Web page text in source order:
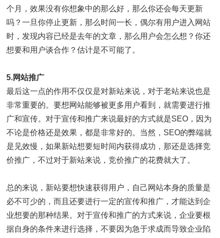
个月，效果没有你想象中的那么好，那么你还会每天更新
吗？一旦你停止更新，那么时间一长，偶尔有用户进入网站
时，发现内容已经是去年的文章，那么用户会怎么想？你还
想要和用户谈合作？估计是不可能了。
5.网站推广
最后这一点的作用不仅仅是对新站来说，对于老站来说也是
非常重要的。要想网站能够被更多用户看到，就需要进行推
广和宣传。对于宣传和推广来说最好的方式就是SEO，因为
不论是价格还是效果，都是非常好的。当然，SEO的弊端就
是见效慢，如果新站想要短时间内获得成功，那还是选择竞
价推广，不过对于新站来说，竞价推广的花费就大了。
总的来说，新站要想快速获得用户，自己网站本身的质量是
必不可少的，而且还要进行一定的宣传和推广，才能达到企
业想要的那种结果。对于宣传和推广的方式来说，企业要根
据自身的条件来进行选择，不要因为急于求成而导致企业陷